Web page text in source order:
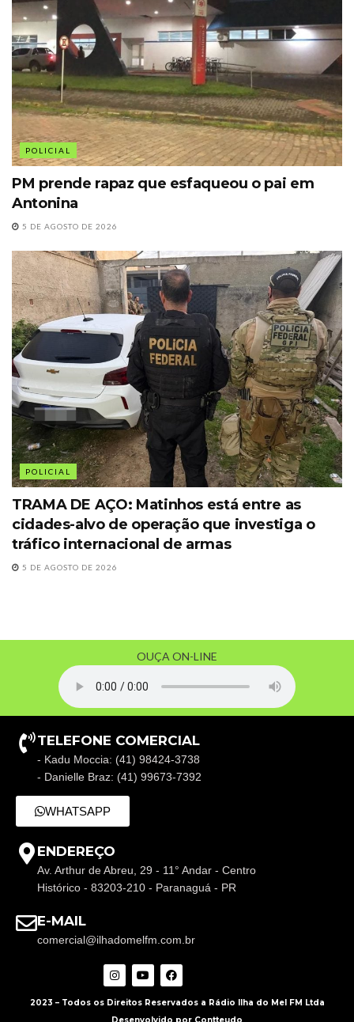
POLICIAL
PM prende rapaz que esfaqueou o pai em
Antonina
5 DE AGOSTO DE 2026
POLICIAL
TRAMA DE AÇO: Matinhos está entre as
cidades-alvo de operação que investiga o
tráfico internacional de armas
5 DE AGOSTO DE 2026
OUÇA ON-LINE
TELEFONE COMERCIAL
- Kadu Moccia: (41) 98424-3738
- Danielle Braz: (41) 99673-7392
WHATSAPP
ENDEREÇO
Av. Arthur de Abreu, 29 - 11° Andar - Centro
Histórico - 83203-210 - Paranaguá - PR
E-MAIL
comercial@ilhadomelfm.com.br
2023 – Todos os Direitos Reservados a Rádio Ilha do Mel FM Ltda
Desenvolvido por Contteudo